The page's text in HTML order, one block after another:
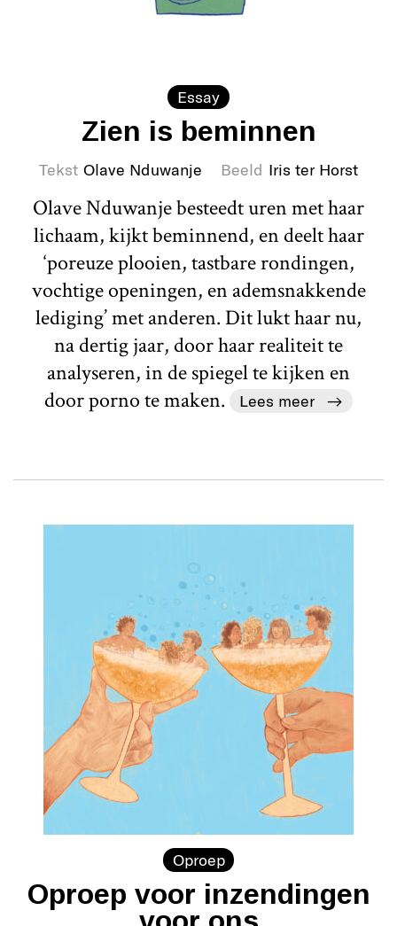
Essay
Zien is beminnen
Tekst Olave Nduwanje Beeld Iris ter Horst
Olave Nduwanje besteedt uren met haar
lichaam, kijkt beminnend, en deelt haar
‘poreuze plooien, tastbare rondingen,
vochtige openingen, en ademsnakkende
lediging’ met anderen. Dit lukt haar nu,
na dertig jaar, door haar realiteit te
analyseren, in de spiegel te kijken en
door porno te maken.
Lees meer
Oproep
Oproep voor inzendingen